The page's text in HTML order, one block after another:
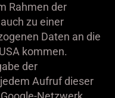
Rahmen der
zu einer
Daten an die
kommen.
der
Aufruf dieser